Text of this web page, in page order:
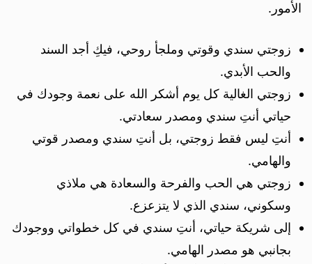
الأمور.
زوجتي سندي وقوتي وملجأ روحي، فيكِ أجد السند
والحب الأبدي.
زوجتي الغالية كل يوم أشكر الله على نعمة وجودك في
حياتي أنتِ سندي ومصدر سعادتي.
أنتِ ليس فقط زوجتي، بل أنتِ سندي ومصدر قوتي
والهامي.
زوجتي هي الحب والفرحة والسعادة هي ملاذي
وسكوني، سندي الذي لا يتزعزع.
إلى شريكة حياتي، أنتِ سندي في كل خطواتي ووجودك
بجانبي هو مصدر الهامي.